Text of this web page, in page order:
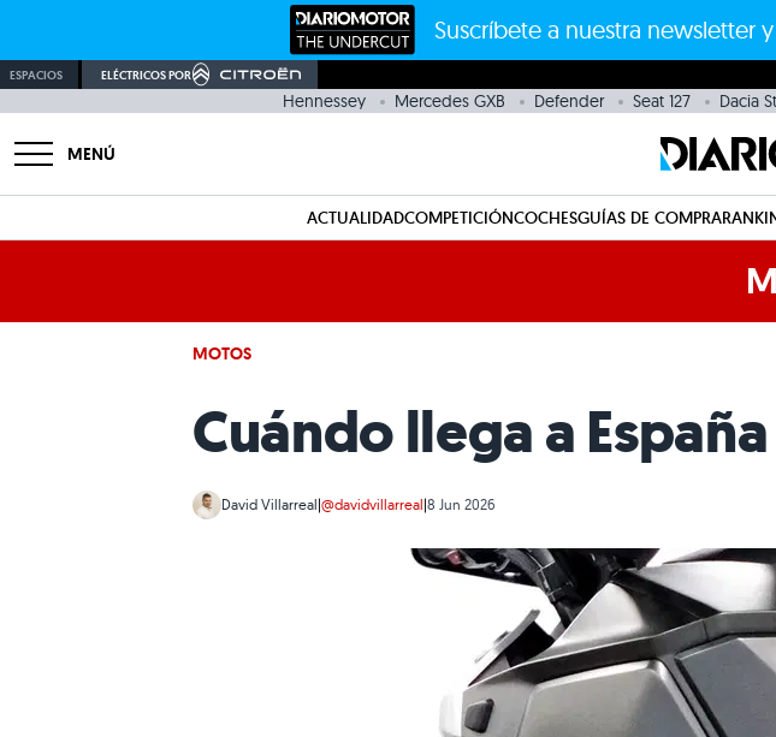
Suscríbete a nuestra newsletter
ESPACIOS ELÉCTRICOS POR
Hennessey Mercedes GXB Defender Seat 127 Dacia
MENÚ
ACTUALIDADCOMPETICIÓNCOCHESGUÍAS DE COMPRA
MOTOS
Cuándo llega a
David Villarreal|@davidvillarreal|8 Jun 2026